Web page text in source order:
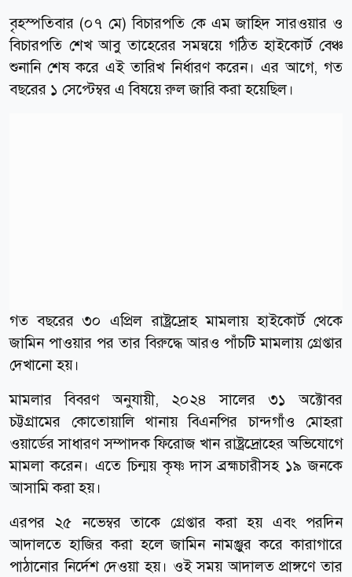
বৃহস্পতিবার (০৭ মে) বিচারপতি কে এম জাহিদ সারওয়ার ও
বিচারপতি শেখ আবু তাহেরের সমন্বয়ে গঠিত হাইকোর্ট বেঞ্চ
শুনানি শেষ করে এই তারিখ নির্ধারণ করেন। এর আগে, গত
বছরের ১ সেপ্টেম্বর এ বিষয়ে রুল জারি করা হয়েছিল।
গত বছরের ৩০ এপ্রিল রাষ্ট্রদ্রোহ মামলায় হাইকোর্ট থেকে
জামিন পাওয়ার পর তার বিরুদ্ধে আরও পাঁচটি মামলায় গ্রেপ্তার
দেখানো হয়।
মামলার বিবরণ অনুযায়ী, ২০২৪ সালের ৩১ অক্টোবর
চট্টগ্রামের কোতোয়ালি থানায় বিএনপির চান্দগাঁও মোহরা
ওয়ার্ডের সাধারণ সম্পাদক ফিরোজ খান রাষ্ট্রদ্রোহের অভিযোগে
মামলা করেন। এতে চিন্ময় কৃষ্ণ দাস ব্রহ্মচারীসহ ১৯ জনকে
আসামি করা হয়।
এরপর ২৫ নভেম্বর তাকে গ্রেপ্তার করা হয় এবং পরদিন
আদালতে হাজির করা হলে জামিন নামঞ্জুর করে কারাগারে
পাঠানোর নির্দেশ দেওয়া হয়। ওই সময় আদালত প্রাঙ্গণে তার